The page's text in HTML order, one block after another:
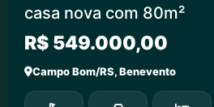
casa nova com 80m²
R$ 549.000,00
Campo Bom/RS, Benevento